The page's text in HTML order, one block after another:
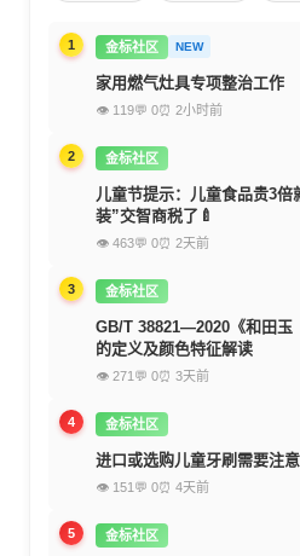
1 金标社区 NEW
家用燃气灶具专项整治工作
👁 119💬 0⏰ 2小时前
2 金标社区
儿童节提示：儿童食品贵3
装”交智商税了🍼
👁 463💬 0⏰ 2天前
3 金标社区
GB/T 38821—2020《和田
的定义及颜色特征解读
👁 271 💬 0⏰ 3天前
4 金标社区
进口或选购儿童牙刷需要注意
👁 151 💬 0⏰ 4天前
5 金标社区